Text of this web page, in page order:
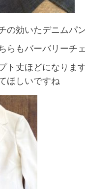
の効いたデニムパン
らもバーバリーチ
ト丈ほどになります
ほしいですね